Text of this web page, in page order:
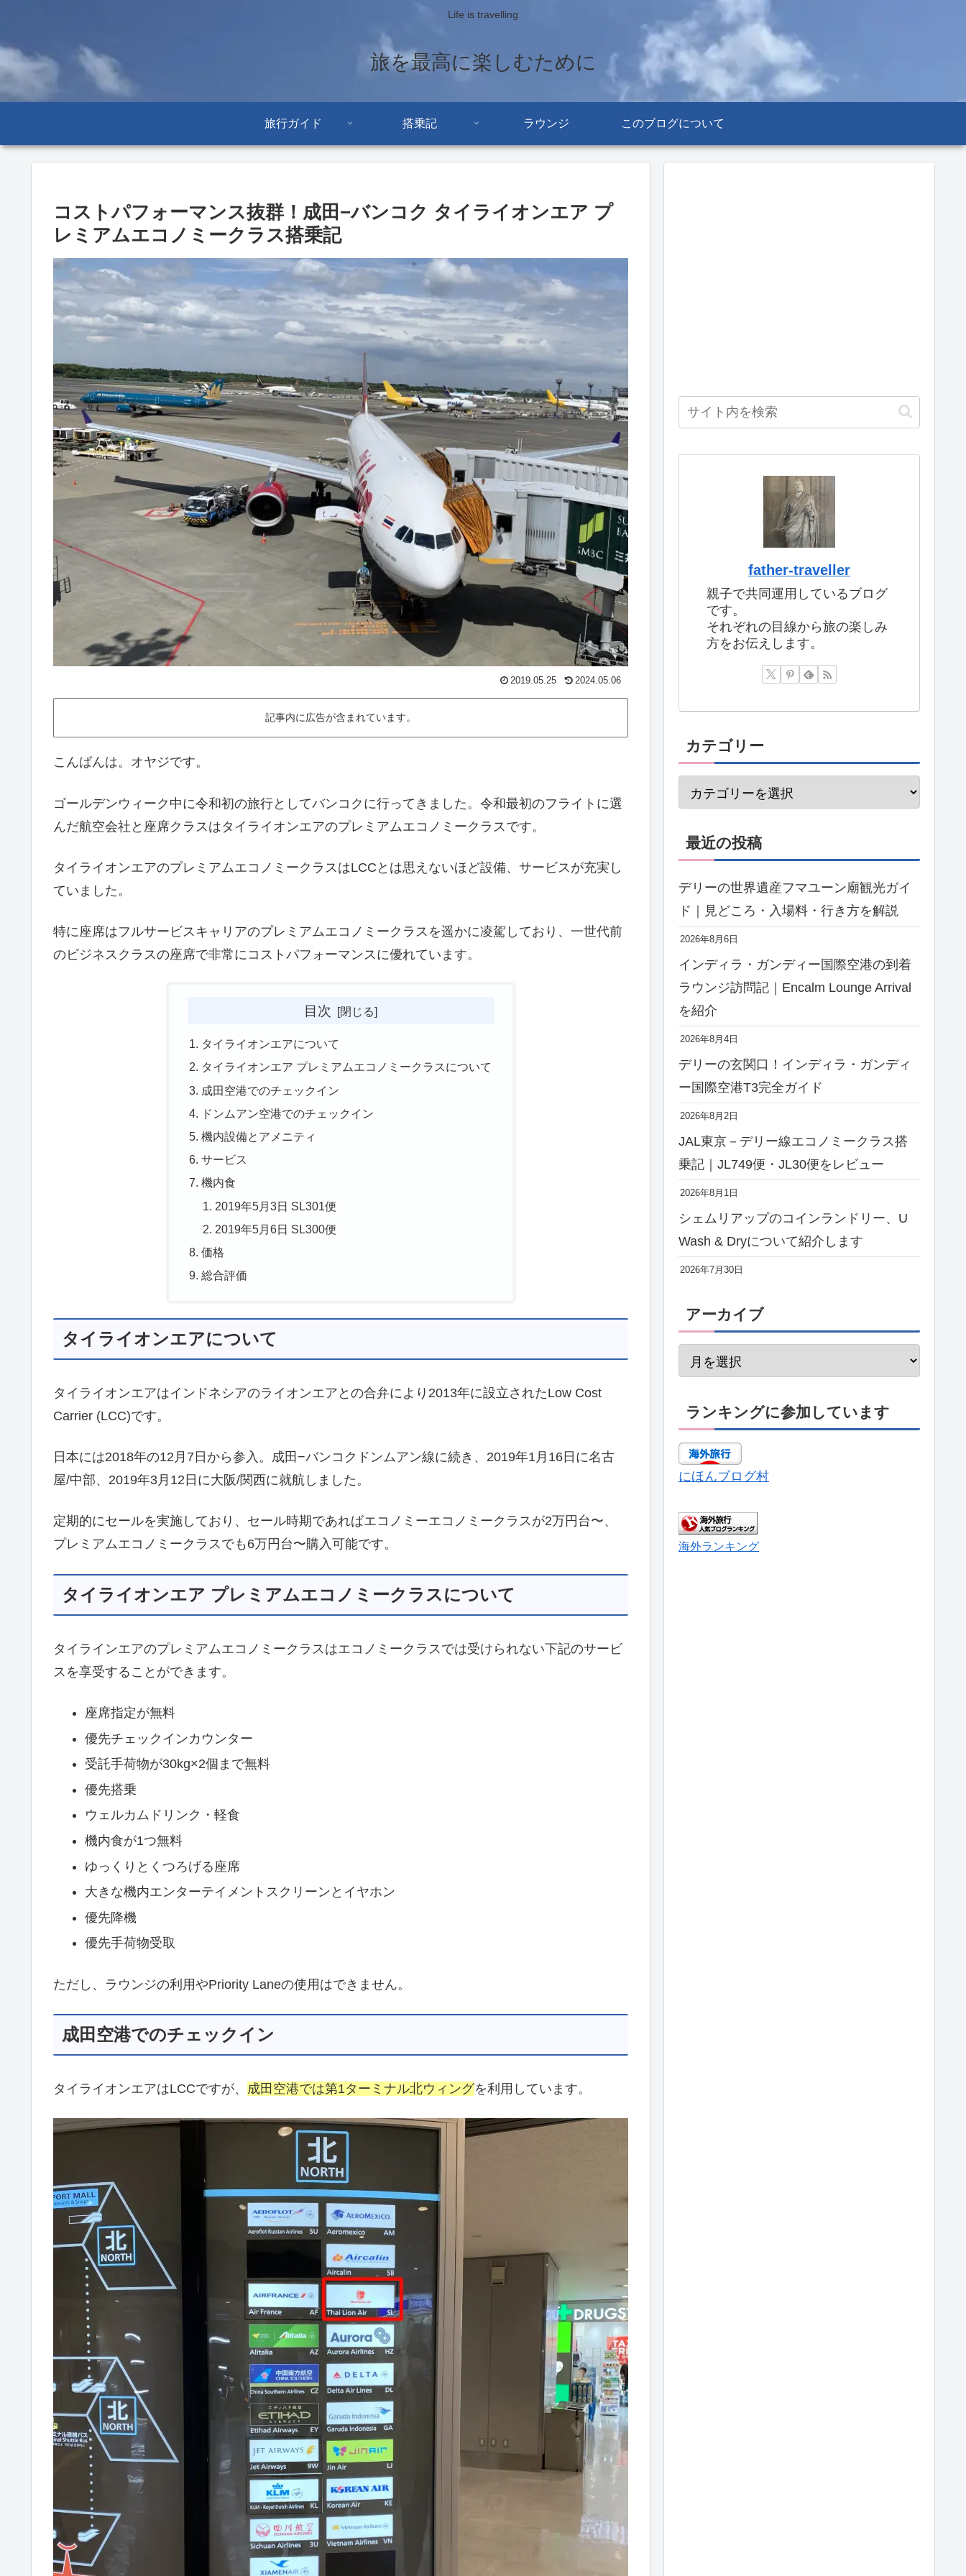
Life is travelling
旅を最高に楽しむために
旅行ガイド 搭乗記 ラウンジ このブログについて
コストパフォーマンス抜群！成田−バンコク タイライオンエア プ
レミアムエコノミークラス搭乗記
2019.05.25 2024.05.06
記事内に広告が含まれています。
こんばんは。オヤジです。
ゴールデンウィーク中に令和初の旅行としてバンコクに行ってきました。令和最初のフライトに選
んだ航空会社と座席クラスはタイライオンエアのプレミアムエコノミークラスです。
タイライオンエアのプレミアムエコノミークラスはLCCとは思えないほど設備、サービスが充実し
ていました。
特に座席はフルサービスキャリアのプレミアムエコノミークラスを遥かに凌駕しており、一世代前
のビジネスクラスの座席で非常にコストパフォーマンスに優れています。
目次
タイライオンエアについて
タイライオンエア プレミアムエコノミークラスについて
成田空港でのチェックイン
ドンムアン空港でのチェックイン
機内設備とアメニティ
サービス
機内食
2019年5月3日 SL301便
2019年5月6日 SL300便
価格
総合評価
タイライオンエアについて
タイライオンエアはインドネシアのライオンエアとの合弁により2013年に設立されたLow Cost
Carrier (LCC)です。
日本には2018年の12月7日から参入。成田−バンコクドンムアン線に続き、2019年1月16日に名古
屋/中部、2019年3月12日に大阪/関西に就航しました。
定期的にセールを実施しており、セール時期であればエコノミーエコノミークラスが2万円台〜、
プレミアムエコノミークラスでも6万円台〜購入可能です。
タイライオンエア プレミアムエコノミークラスについて
タイラインエアのプレミアムエコノミークラスはエコノミークラスでは受けられない下記のサービ
スを享受することができます。
座席指定が無料
優先チェックインカウンター
受託手荷物が30kg×2個まで無料
優先搭乗
ウェルカムドリンク・軽食
機内食が1つ無料
ゆっくりとくつろげる座席
大きな機内エンターテイメントスクリーンとイヤホン
優先降機
優先手荷物受取
ただし、ラウンジの利用やPriority Laneの使用はできません。
成田空港でのチェックイン
タイライオンエアはLCCですが、 成田空港では第1ターミナル北ウィングを利用しています。
father-traveller
親子で共同運用しているブログ
です。
それぞれの目線から旅の楽しみ
方をお伝えします。
カテゴリー
最近の投稿
デリーの世界遺産フマユーン廟観光ガイ
ド｜見どころ・入場料・行き方を解説
2026年8月6日
インディラ・ガンディー国際空港の到着
ラウンジ訪問記｜Encalm Lounge Arrival
を紹介
2026年8月4日
デリーの玄関口！インディラ・ガンディ
ー国際空港T3完全ガイド
2026年8月2日
JAL東京－デリー線エコノミークラス搭
乗記｜JL749便・JL30便をレビュー
2026年8月1日
シェムリアップのコインランドリー、U
Wash & Dryについて紹介します
2026年7月30日
アーカイブ
ランキングに参加しています
にほんブログ村
海外ランキング